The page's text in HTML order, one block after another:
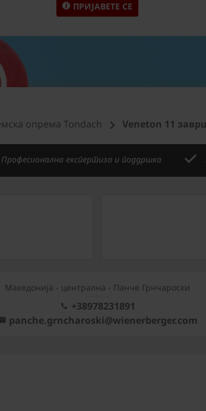
ПРИЈАВЕТЕ СЕ
опрема Tondach Veneton 11
Професионална експертиза и поддршка
Mакедонија - централна - Панче Грнчароски
+38978231891
panche.grncharoski@wienerberger.com